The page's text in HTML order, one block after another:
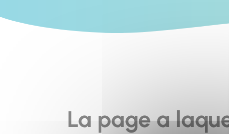
La page a